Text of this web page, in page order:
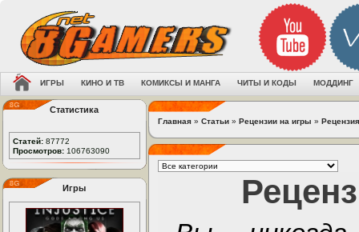
ИГРЫ КИНО И ТВ КОМИКСЫ И МАНГА ЧИТЫ И КОДЫ МОДДИНГ
Статистика
Статей: 87772
Просмотров: 106763090
Игры
Главная » Статьи » Рецензии на игры »